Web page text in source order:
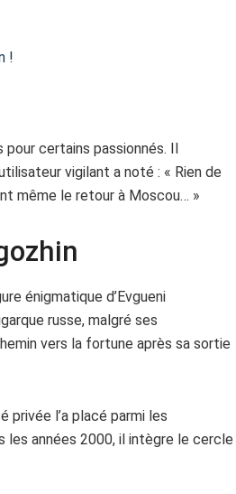
!
pour certains passionnés. Il
vigilant a noté : « Rien de
même le retour à Moscou… »
énigmatique d’Evgueni
russe, malgré ses
vers la fortune après sa sortie
privée l’a placé parmi les
les années 2000, il intègre le cercle